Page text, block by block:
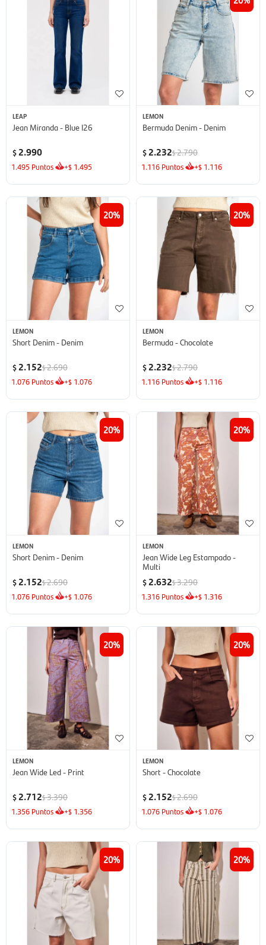
LEAP
Jean Miranda - Blue I26
$ 2.990
1.495 Puntos +$ 1.495
LEMON
Bermuda Denim - Denim
$ 2.232$2.790
1.116 Puntos +$ 1.116
20
LEMON
Short Denim - Denim
$ 2.152$2.690
1.076 Puntos +$ 1.076
20
LEMON
Bermuda - Chocolate
$ 2.232$2.790
1.116 Puntos +$ 1.116
20
LEMON
Short Denim - Denim
$ 2.152$2.690
1.076 Puntos +$ 1.076
20
LEMON
Jean Wide Leg Estampado -
Multi
$ 2.632$3.290
1.316 Puntos +$ 1.316
20
LEMON
Jean Wide Led - Print
$ 2.712$3.390
1.356 Puntos +$ 1.356
20
LEMON
Short - Chocolate
$ 2.152$2.690
1.076 Puntos +$ 1.076
20 20